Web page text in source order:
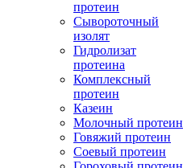
протеин
Сывороточный
изолят
Гидролизат
протеина
Комплексный
протеин
Казеин
Молочный протеин
Говяжий протеин
Соевый протеин